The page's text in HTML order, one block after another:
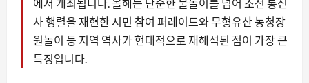
에서 개최됩니다. 올해는 단순한 물놀이를 넘어 조선 통신
사 행렬을 재현한 시민 참여 퍼레이드와 무형유산 농청장
원놀이 등 지역 역사가 현대적으로 재해석된 점이 가장 큰
특징입니다.